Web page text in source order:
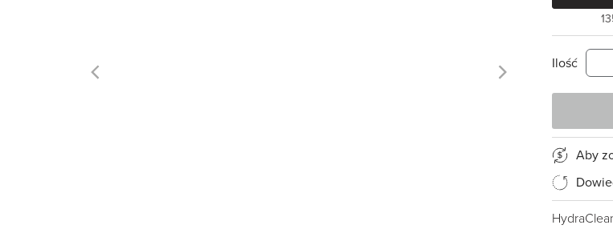
Ilość
Aby